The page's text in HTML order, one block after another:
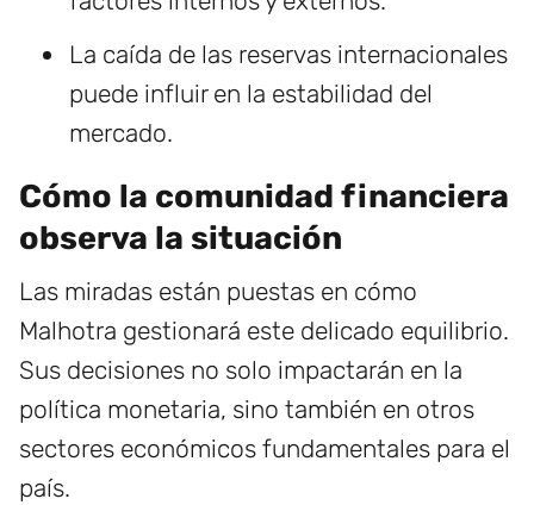
La caída de las reservas internacionales
puede influir en la estabilidad del
mercado.
Cómo la comunidad financiera
observa la situación
Las miradas están puestas en cómo
Malhotra gestionará este delicado equilibrio.
Sus decisiones no solo impactarán en la
política monetaria, sino también en otros
sectores económicos fundamentales para el
país.